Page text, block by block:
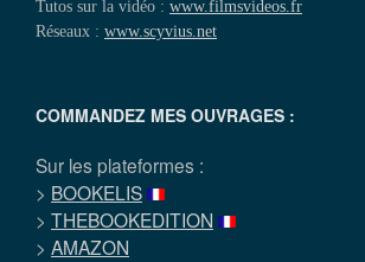
Tutos sur la vidéo : www.filmsvideos.fr
Réseaux : www.scyvius.net
COMMANDEZ MES OUVRAGES :
Sur les plateformes :
> BOOKELIS
> THEBOOKEDITION
> AMAZON